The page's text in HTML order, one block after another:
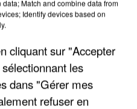
SAVOIE
Match and combine data from
Identify devices based on
cliquant sur "Accepter
les
dans "Gérer mes
refuser en